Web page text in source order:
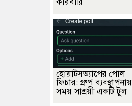
কারবারি
হোয়াটসঅ্যাপের পোল
ফিচার: গ্রুপ ব্যবস্থাপনায়
সময় সাশ্রয়ী একটি টুল